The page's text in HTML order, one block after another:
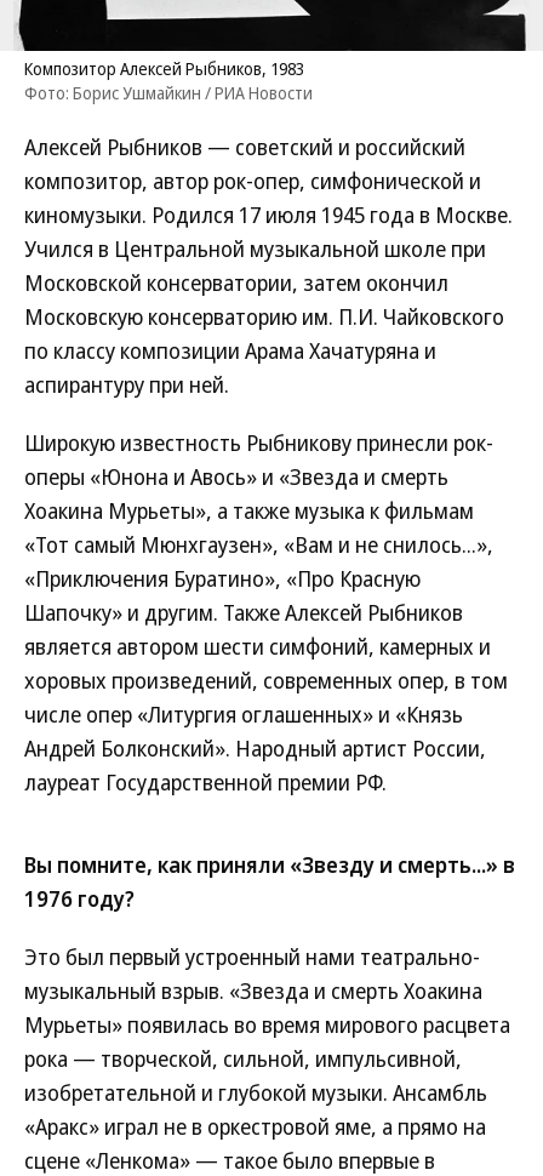
Композитор Алексей Рыбников, 1983
Фото: Борис Ушмайкин / РИА Новости
Алексей Рыбников — советский и российский
композитор, автор рок-опер, симфонической и
киномузыки. Родился 17 июля 1945 года в Москве.
Учился в Центральной музыкальной школе при
Московской консерватории, затем окончил
Московскую консерваторию им. П.И. Чайковского
по классу композиции Арама Хачатуряна и
аспирантуру при ней.
Широкую известность Рыбникову принесли рок-
оперы «Юнона и Авось» и «Звезда и смерть
Хоакина Мурьеты», а также музыка к фильмам
«Тот самый Мюнхгаузен», «Вам и не снилось...»,
«Приключения Буратино», «Про Красную
Шапочку» и другим. Также Алексей Рыбников
является автором шести симфоний, камерных и
хоровых произведений, современных опер, в том
числе опер «Литургия оглашенных» и «Князь
Андрей Болконский». Народный артист России,
лауреат Государственной премии РФ.
Вы помните, как приняли «Звезду и смерть...» в
1976 году?
Это был первый устроенный нами театрально-
музыкальный взрыв. «Звезда и смерть Хоакина
Мурьеты» появилась во время мирового расцвета
рока — творческой, сильной, импульсивной,
изобретательной и глубокой музыки. Ансамбль
«Аракс» играл не в оркестровой яме, а прямо на
сцене «Ленкома» — такое было впервые в